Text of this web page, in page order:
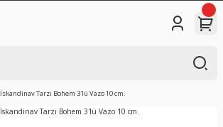
İskandinav Tarzı Bohem 3'lü Vazo 10 cm.